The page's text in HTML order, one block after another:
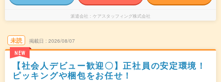
派遣会社 ケアスタッフィング株式会社
未読
NEW
掲載日 2026/08/07
【社会人デビュー歓迎〇】正社員の安定環境！
ピッキングや梱包をお任せ！